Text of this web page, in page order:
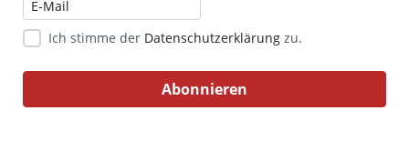
Ich stimme der Datenschutzerklärung zu.